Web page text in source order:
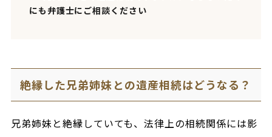
にも弁護士にご相談ください
絶縁した兄弟姉妹との遺産相続はどうなる？
兄弟姉妹と絶縁していても、法律上の相続関係には影